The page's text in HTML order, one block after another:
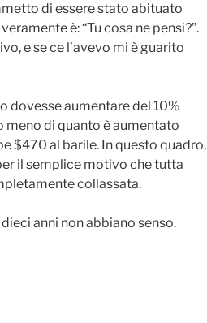
di essere stato abituato
è: “Tu cosa ne pensi?”.
e se ce l’avevo mi è guarito
dovesse aumentare del 10%
meno di quanto è aumentato
$470 al barile. In questo quadro,
il semplice motivo che tutta
collassata.
anni non abbiano senso.